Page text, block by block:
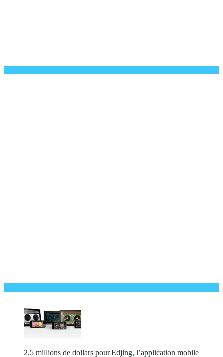
2,5 millions de dollars pour Edjing, l’application mobile